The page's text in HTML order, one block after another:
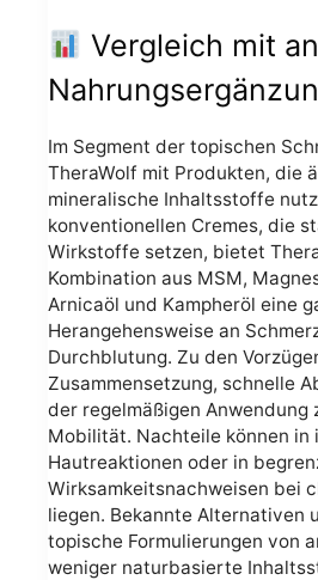
Vergleich mit
Im Segment der topischen
TheraWolf mit Produkten, die
mineralische Inhaltsstoffe
konventionellen Cremes, die
Wirkstoffe setzen, bietet
Kombination aus MSM,
Arnicaöl und Kampheröl eine
Herangehensweise an
Durchblutung. Zu den
Zusammensetzung, schnelle
der regelmäßigen Anwendung
Mobilität. Nachteile können in
Hautreaktionen oder in
Wirksamkeitsnachweisen bei
liegen. Bekannte Alternativen
topische Formulierungen von
weniger naturbasierte